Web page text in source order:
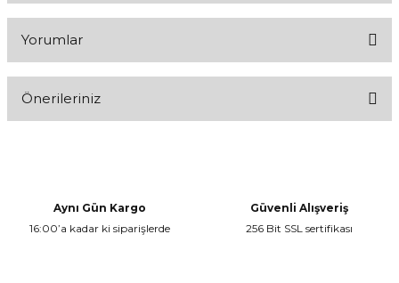
Yorumlar
Önerileriniz
Ürün resmi kalitesiz, bozuk veya görüntülenemiyor.
Aynı Gün Kargo
16:00’a kadar ki siparişlerde
Güvenli Alışveriş
256 Bit SSL sertifikası